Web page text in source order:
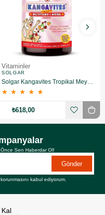
Vitaminler
SOLGAR
Solgar Kangavites Tropikal Meyve Aromalı 60 Tablet
★ ★ ★ ★ ★
₺618,00
Sen Haberdar Ol!
Gönder
korunmasını kabul ediyorum.
Kal